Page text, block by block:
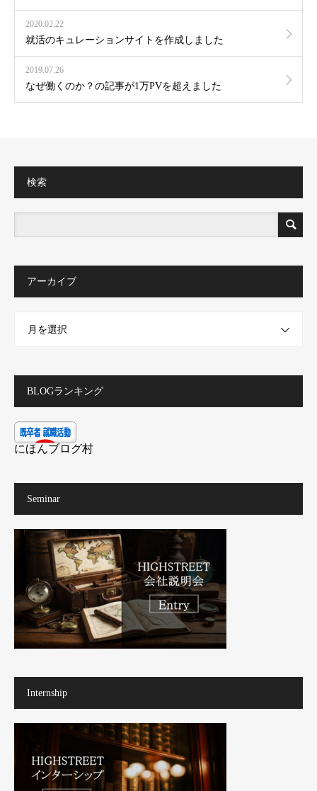
2020.02.22
就活のキュレーションサイトを作成しました
2019.07.26
なぜ働くのか？の記事が1万PVを超えました
検索
アーカイブ
月を選択
BLOGランキング
にほんブログ村
Seminar
Internship